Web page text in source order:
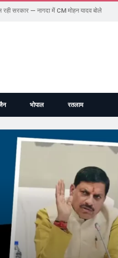
रही सरकार — नागदा में CM मोहन यादव बोले
भोपाल रतलाम